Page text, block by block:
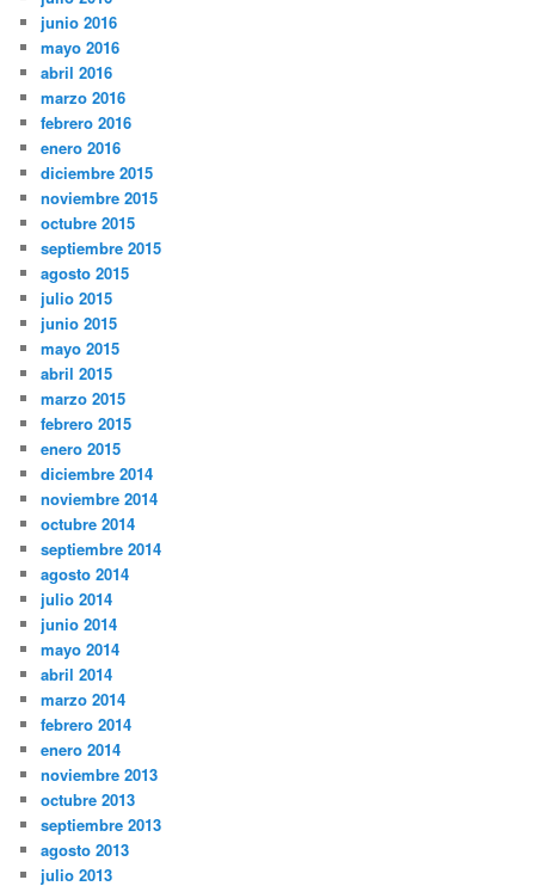
junio 2016
mayo 2016
abril 2016
marzo 2016
febrero 2016
enero 2016
diciembre 2015
noviembre 2015
octubre 2015
septiembre 2015
agosto 2015
julio 2015
junio 2015
mayo 2015
abril 2015
marzo 2015
febrero 2015
enero 2015
diciembre 2014
noviembre 2014
octubre 2014
septiembre 2014
agosto 2014
julio 2014
junio 2014
mayo 2014
abril 2014
marzo 2014
febrero 2014
enero 2014
noviembre 2013
octubre 2013
septiembre 2013
agosto 2013
julio 2013